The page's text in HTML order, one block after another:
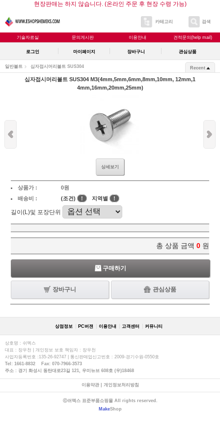
현장판매는 하지 않습니다. (온라인 주문 후 현장 수령 가능)
카테고리 검색
기술자료실 문의게시판 이용안내 견적문의(help mail)
로그인 마이페이지 장바구니 관심상품
일반볼트 십자접시머리볼트 SUS304 Recent
십자접시머리볼트 SUS304 M3(4mm,5mm,6mm,8mm,10mm, 12mm,1
4mm,16mm,20mm,25mm)
상세보기
상품가 :
0원
배송비 :
(조건) ! 지역별 !
길이(L)및 포장단위
총 상품 금액 0 원
구매하기
장바구니 관심상품
상점정보 PC버젼 이용안내 고객센터 커뮤니티
상호명 : 쉬멕스
대표 : 장우천 | 개인정보 보호 책임자 : 장우천
사업자등록번호 :135-26-92747 | 통신판매업신고번호 : 2009-경기수원-0550호
Tel: 1661-8832 Fax: 070-7966-3573
주소 : 경기 화성시 동탄대로23길 121, 우미뉴브 608호 (우)18468
이용약관| 개인정보처리방침
ⓒ쉬멕스 표준부품쇼핑몰 All rights reserved.
MakeShop